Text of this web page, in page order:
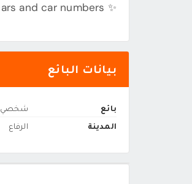
✨ We buy all kinds of old and new cars and car numbers.
بيانات البائع
بائع
شخصي
المدينة
الرفاع